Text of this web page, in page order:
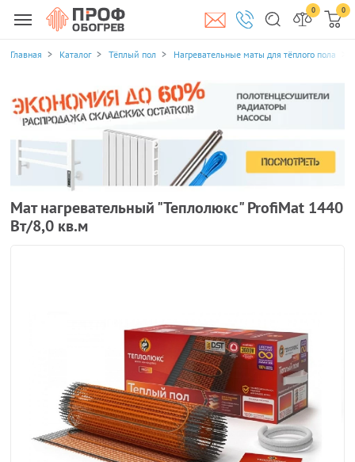
0 0
Главная Каталог Тёплый пол Нагревательные маты для тёплого пола
Мат нагревательный "Теплолюкс" ProfiMat 1440
Вт/8,0 кв.м